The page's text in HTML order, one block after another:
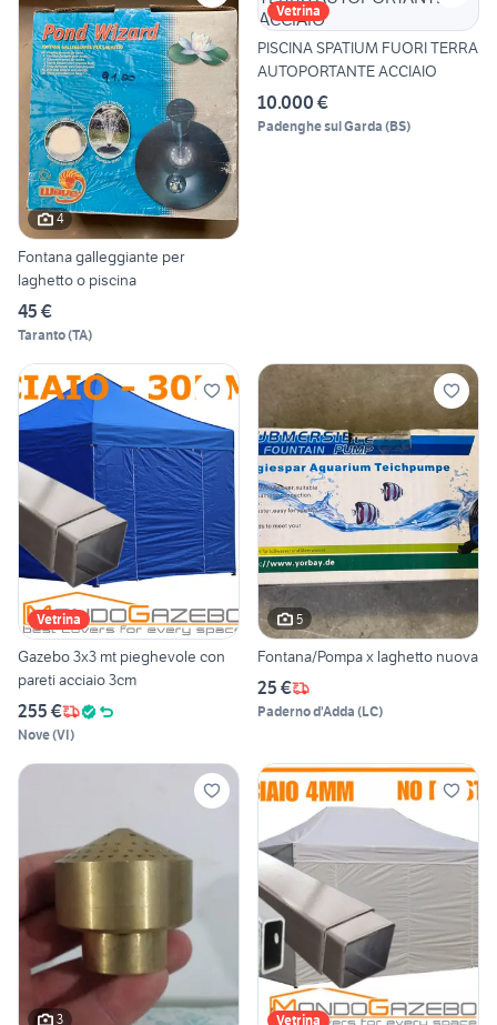
4
Fontana galleggiante per
laghetto o piscina
45 €
Taranto(TA)
Vetrina
PISCINA SPATIUM FUORI TERRA
AUTOPORTANTE ACCIAIO
10.000 €
Padenghe sul Garda (BS)
Vetrina
Gazebo 3x3 mt pieghevole con
pareti acciaio 3cm
255 €
Nove(VI)
5
Fontana/Pompa x laghetto nuova
25 €
Paderno d'Adda (LC)
3 Vetrina